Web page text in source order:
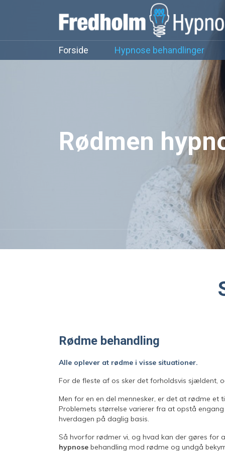
Forside Hypnose behandlinger
Rødmen
Rødme behandling
Alle oplever at rødme i visse situationer.
For de fleste af os sker det forholdsvis sjældent,
Men for en en del mennesker, er det at rødme et
Problemets størrelse varierer fra at opstå
hverdagen på daglig basis.
Så hvorfor rødmer vi, og hvad kan der gøres for
hypnose behandling mod rødme og undgå